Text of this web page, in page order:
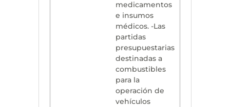
medicamentos
e insumos
médicos. -Las
partidas
presupuestarias
destinadas a
combustibles
para la
operación de
vehículos